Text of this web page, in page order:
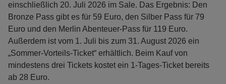
einschließlich 20. Juli 2026 im Sale. Das Ergebnis: Den
Bronze Pass gibt es für 59 Euro, den Silber Pass für 79
Euro und den Merlin Abenteuer-Pass für 119 Euro.
Außerdem ist vom 1. Juli bis zum 31. August 2026 ein
„Sommer-Vorteils-Ticket“ erhältlich. Beim Kauf von
mindestens drei Tickets kostet ein 1-Tages-Ticket bereits
ab 28 Euro.